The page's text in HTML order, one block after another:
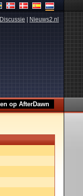
Discussie Nieuws2.nl